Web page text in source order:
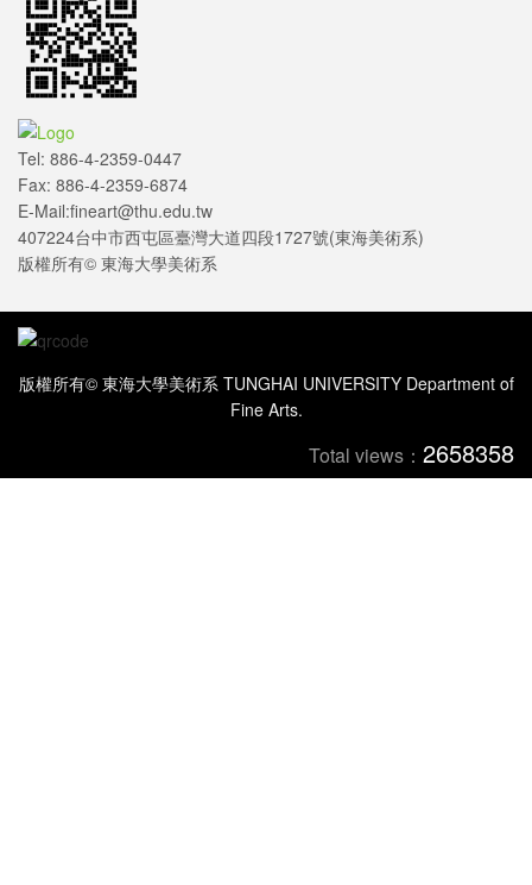
Tel: 886-4-2359-0447
Fax: 886-4-2359-6874
E-Mail:fineart@thu.edu.tw
407224台中市西屯區臺灣大道四段1727號(東海美術系)
版權所有© 東海大學美術系
版權所有© 東海大學美術系 TUNGHAI UNIVERSITY Department of
Fine Arts.
Total views： 2658358